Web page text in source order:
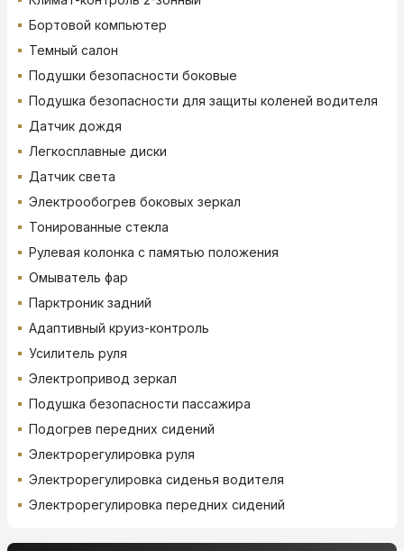
Бортовой компьютер
Темный салон
Подушки безопасности боковые
Подушка безопасности для защиты коленей водителя
Датчик дождя
Легкосплавные диски
Датчик света
Электрообогрев боковых зеркал
Тонированные стекла
Рулевая колонка с памятью положения
Омыватель фар
Парктроник задний
Адаптивный круиз-контроль
Усилитель руля
Электропривод зеркал
Подушка безопасности пассажира
Подогрев передних сидений
Электрорегулировка руля
Электрорегулировка сиденья водителя
Электрорегулировка передних сидений